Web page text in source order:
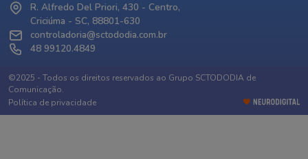
R. Alfredo Del Priori, 430 - Centro,
Criciúma - SC, 88801-630
controladoria@sctododia.com.br
48 99120.4849
©2025 - Todos os direitos reservados ao Grupo SCTODODIA de
Comunicação.
Política de privacidade